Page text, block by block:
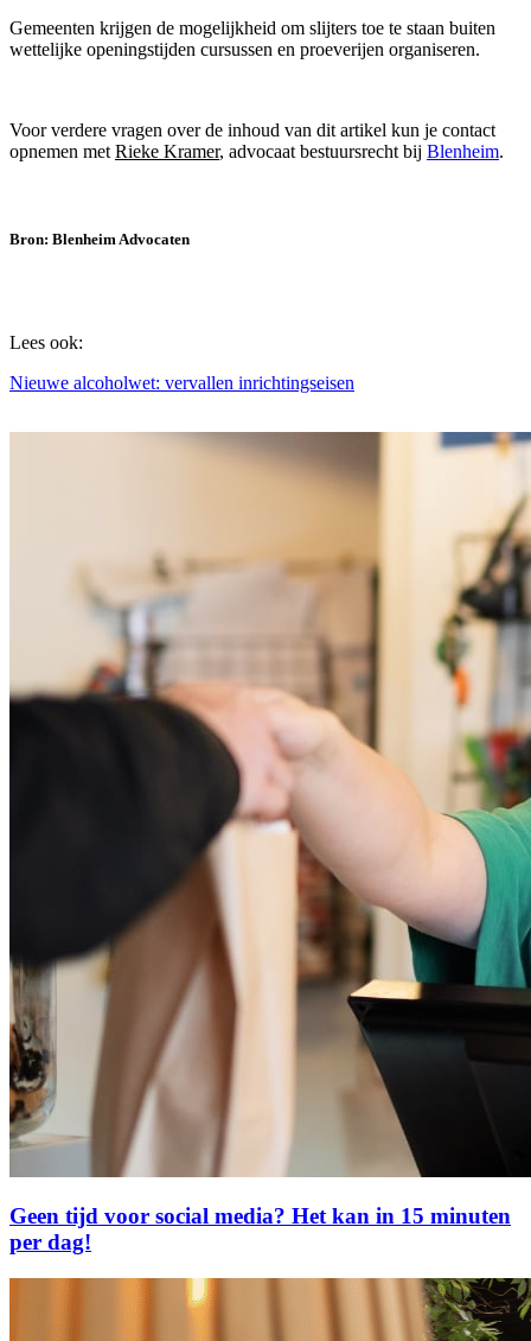
Gemeenten krijgen de mogelijkheid om slijters toe te staan buiten
wettelijke openingstijden cursussen en proeverijen organiseren.
Voor verdere vragen over de inhoud van dit artikel kun je contact
opnemen met Rieke Kramer, advocaat bestuursrecht bij Blenheim.
Bron: Blenheim Advocaten
Lees ook:
Nieuwe alcoholwet: vervallen inrichtingseisen
Geen tijd voor social media? Het kan in 15 minuten
per dag!